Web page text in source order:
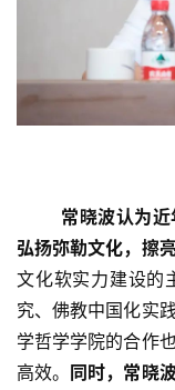
益
慈
人
物
寺
院
登录
常晓波认为
弘扬弥勒文化，擦
文化软实力建设的
究、佛教中国化实
学哲学学院的合作
高效。 同时，常晓